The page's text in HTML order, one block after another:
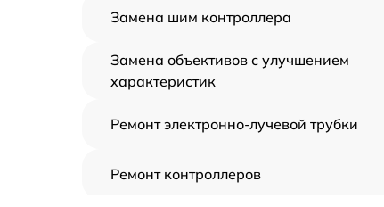
Замена шим контроллера
Замена объективов с улучшением
характеристик
Ремонт электронно-лучевой трубки
Ремонт контроллеров